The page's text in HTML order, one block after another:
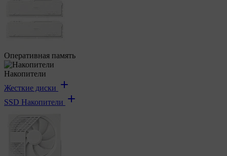
Оперативная память
Накопители
Жесткие диски
SSD Накопители